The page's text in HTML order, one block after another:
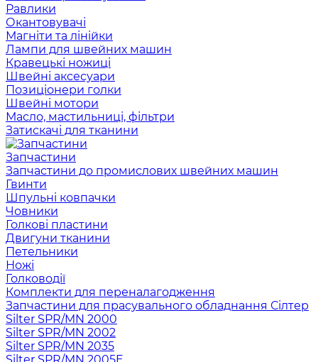
Равлики
Окантовувачі
Магніти та лінійки
Лампи для швейних машин
Кравецькі ножиці
Швейні аксесуари
Позиціонери голки
Швейні мотори
Масло, мастильниці, фільтри
Затискачі для тканини
Запчастини
Запчастини до промислових швейних машин
Гвинти
Шпульні ковпачки
Човники
Голкові пластини
Двигуни тканини
Петельники
Ножі
Голководії
Комплекти для переналагодження
Запчастини для прасувального обладнання Сілтер
Silter SPR/MN 2000
Silter SPR/MN 2002
Silter SPR/MN 2035